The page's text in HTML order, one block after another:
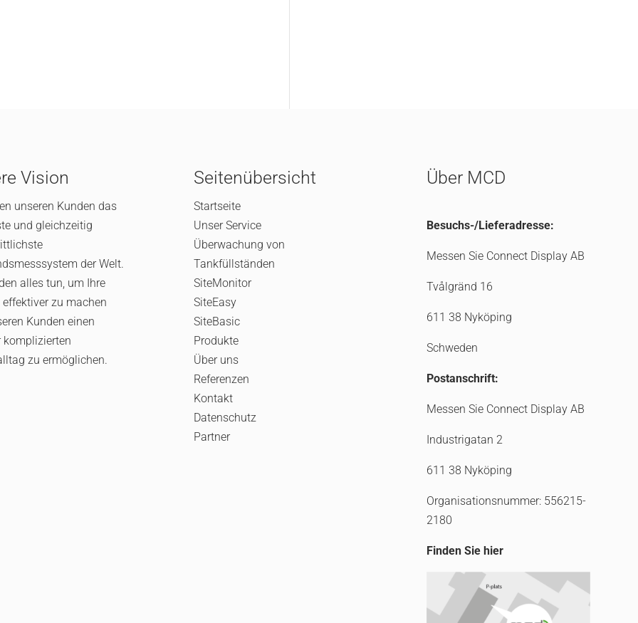
Vision
unseren Kunden das
und gleichzeitig
der Welt.
alles tun, um Ihre
zu machen
Kunden einen
komplizierten
zu ermöglichen.
Seitenübersicht
Startseite
Unser Service
Überwachung von
Tankfüllständen
SiteMonitor
SiteEasy
SiteBasic
Produkte
Über uns
Referenzen
Kontakt
Datenschutz
Partner
Über MCD
Besuchs-/Lieferadresse:
Messen Sie Connect Display AB
Tvålgränd 16
611 38 Nyköping
Schweden
Postanschrift:
Messen Sie Connect Display AB
Industrigatan 2
611 38 Nyköping
Organisationsnummer: 556215-
2180
Finden Sie hier